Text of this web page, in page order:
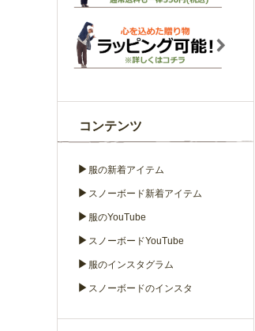
コンテンツ
▶ 服の新着アイテム
▶ スノーボード新着アイテム
▶ 服のYouTube
▶ スノーボードYouTube
▶ 服のインスタグラム
▶ スノーボードのインスタ